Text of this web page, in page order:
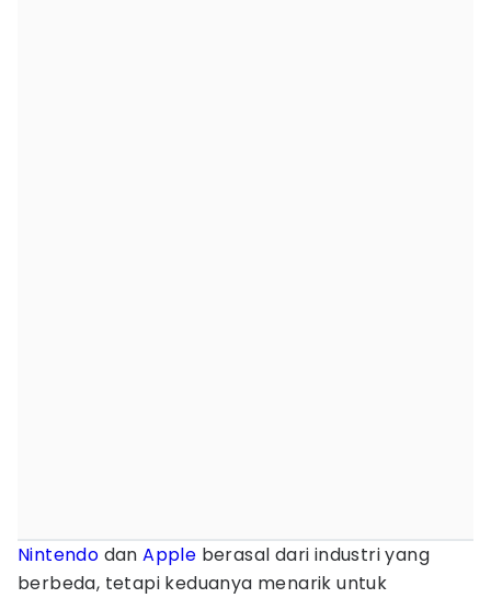
Nintendo danApple berasal dari industri yang
berbeda, tetapi keduanya menarik untuk